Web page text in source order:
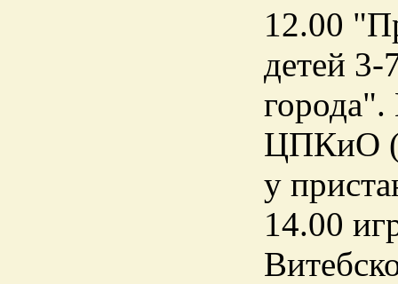
12.00
детей
города".
ЦПКиО
у
14.00